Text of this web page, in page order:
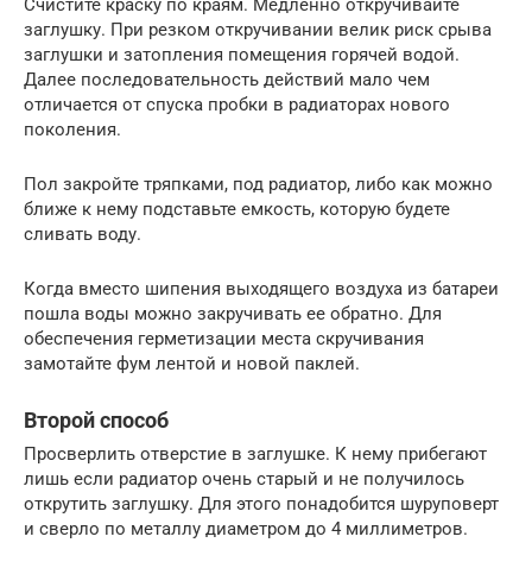
Счистите краску по краям. Медленно откручивайте
заглушку. При резком откручивании велик риск срыва
заглушки и затопления помещения горячей водой.
Далее последовательность действий мало чем
отличается от спуска пробки в радиаторах нового
поколения.
Пол закройте тряпками, под радиатор, либо как можно
ближе к нему подставьте емкость, которую будете
сливать воду.
Когда вместо шипения выходящего воздуха из батареи
пошла воды можно закручивать ее обратно. Для
обеспечения герметизации места скручивания
замотайте фум лентой и новой паклей.
Второй способ
Просверлить отверстие в заглушке. К нему прибегают
лишь если радиатор очень старый и не получилось
открутить заглушку. Для этого понадобится шуруповерт
и сверло по металлу диаметром до 4 миллиметров.